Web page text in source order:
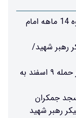
تصویری غم انگیز از بوسه پدر بر تابوت نوه 14 ماهه امام
رهبر شهید/
کدام اعضای خانواده رهبر شهید انقلاب در حمله ۹ اسفند به
جمکران
رهبر شهید